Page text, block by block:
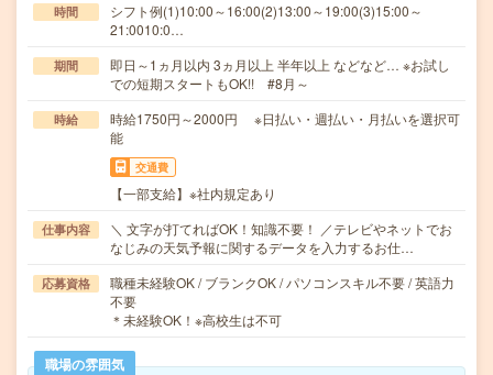
時間
シフト例(1)10:00～16:00(2)13:00～19:00(3)15:00～
21:0010:0…
期間
即日～1ヵ月以内 3ヵ月以上 半年以上 などなど… ※お試し
での短期スタートもOK!! #8月～
時給
時給1750円～2000円 ※日払い・週払い・月払いを選択可
能
交通費
【一部支給】※社内規定あり
仕事内容
＼ 文字が打てればOK！知識不要！ ／テレビやネットでお
なじみの天気予報に関するデータを入力するお仕…
応募資格
職種未経験OK / ブランクOK / パソコンスキル不要 / 英語力
不要
＊未経験OK！※高校生は不可
職場の雰囲気